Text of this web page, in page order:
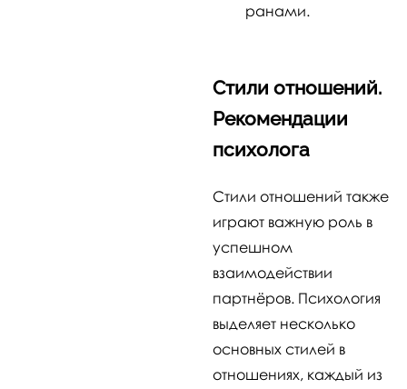
ранами.
Стили отношений.
Рекомендации
психолога
Стили отношений также
играют важную роль в
успешном
взаимодействии
партнёров. Психология
выделяет несколько
основных стилей в
отношениях, каждый из